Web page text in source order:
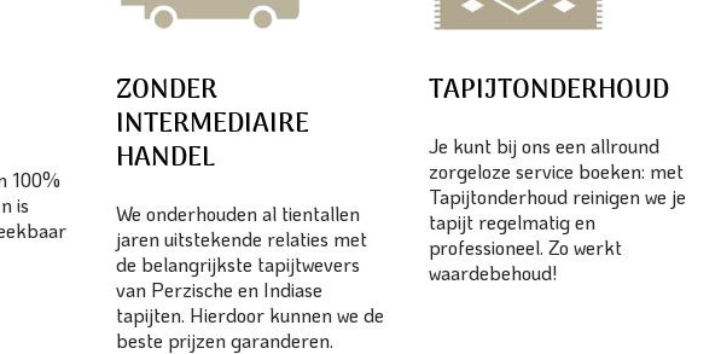
100%
is
ZONDER
INTERMEDIAIRE
HANDEL
We onderhouden al tientallen
jaren uitstekende relaties met
de belangrijkste tapijtwevers
van Perzische en Indiase
tapijten. Hierdoor kunnen we de
beste prijzen garanderen.
TAPIJTONDERHOUD
Je kunt bij ons een allround
zorgeloze service boeken: met
Tapijtonderhoud reinigen we je
tapijt regelmatig en
professioneel. Zo werkt
waardebehoud!